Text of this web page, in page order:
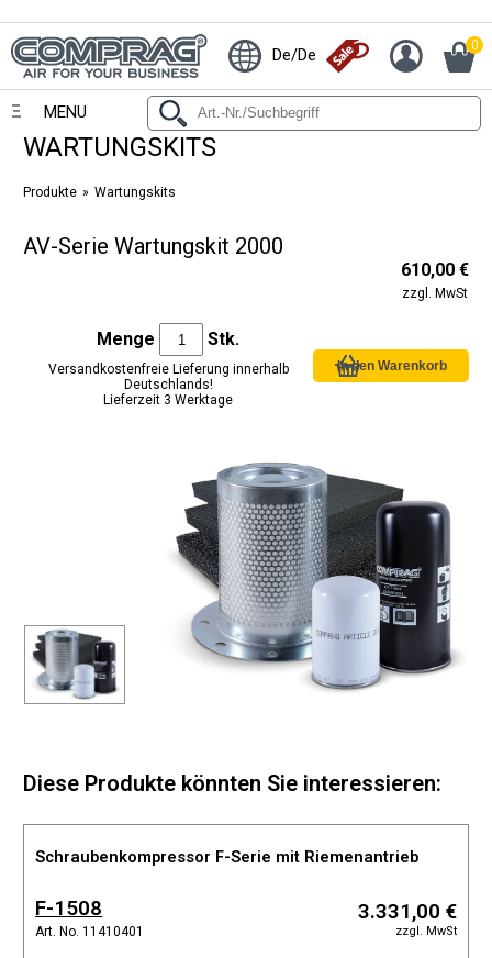
De/De 0
MENU
WARTUNGSKITS
Produkte Wartungskits
AV-Serie Wartungskit 2000
610,00 €
zzgl. MwSt
Menge Stk.
Versandkostenfreie Lieferung innerhalb
Deutschlands!
Lieferzeit 3 Werktage
Diese Produkte könnten Sie interessieren:
Schraubenkompressor F-Serie mit Riemenantrieb
F-1508
Art. No. 11410401
3.331,00 €
zzgl. MwSt